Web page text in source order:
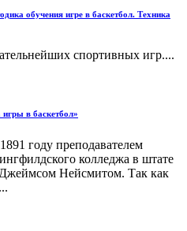
обучения игре в баскетбол. Техника
спортивных игр....
в баскетбол»
году преподавателем
колледжа в штате
Нейсмитом. Так как